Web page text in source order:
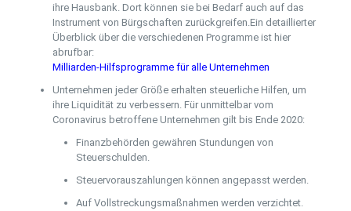
ihre Hausbank. Dort können sie bei Bedarf auch auf das
Instrument von Bürgschaften zurückgreifen.Ein detaillierter
Überblick über die verschiedenen Programme ist hier
abrufbar:
Mil­li­ar­den-Hilfs­pro­gram­me für al­le Un­ter­neh­men
Unternehmen jeder Größe erhalten steuerliche Hilfen, um
ihre Liquidität zu verbessern. Für unmittelbar vom
Coronavirus betroffene Unternehmen gilt bis Ende 2020:
Finanzbehörden gewähren Stundungen von
Steuerschulden.
Steuervorauszahlungen können angepasst werden.
Auf Vollstreckungsmaßnahmen werden verzichtet.